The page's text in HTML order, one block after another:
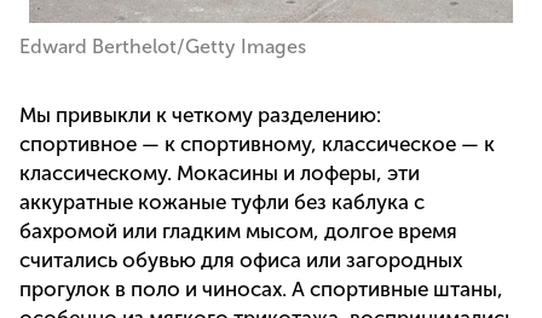
Edward Berthelot/Getty Images
Мы привыкли к четкому разделению:
спортивное — к спортивному, классическое — к
классическому. Мокасины и лоферы, эти
аккуратные кожаные туфли без каблука с
бахромой или гладким мысом, долгое время
считались обувью для офиса или загородных
прогулок в поло и чиносах. А спортивные штаны,